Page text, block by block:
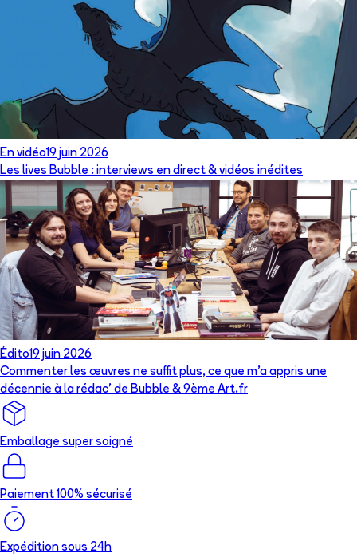
En vidéo19 juin 2026
Les lives Bubble : interviews en direct & vidéos inédites
Édito19 juin 2026
Commenter les œuvres ne suffit plus, ce que m’a appris une
décennie à la rédac’ de Bubble & 9ème Art.fr
Emballage super soigné
Paiement 100% sécurisé
Expédition sous 24h